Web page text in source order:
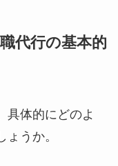
代行の基本的
具体的にどのよ
うか。